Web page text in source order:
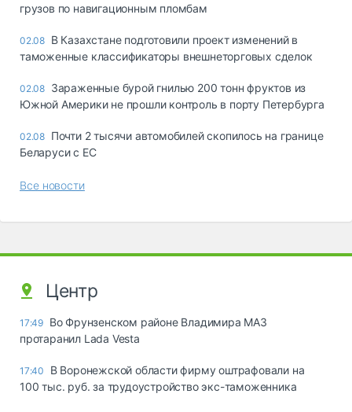
грузов по навигационным пломбам
02.08 В Казахстане подготовили проект изменений в
таможенные классификаторы внешнеторговых сделок
02.08 Зараженные бурой гнилью 200 тонн фруктов из
Южной Америки не прошли контроль в порту Петербурга
02.08 Почти 2 тысячи автомобилей скопилось на границе
Беларуси с ЕС
Все новости
Центр
17:49 Во Фрунзенском районе Владимира МАЗ
протаранил Lada Vesta
17:40
В Воронежской области фирму оштрафовали на
100 тыс. руб. за трудоустройство экс-таможенника